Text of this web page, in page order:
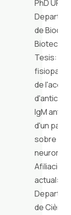
PhD URV
de
Tesis:
de l'acció
IgM anti-
d'un
sobre la
Afiliación
actual:
de